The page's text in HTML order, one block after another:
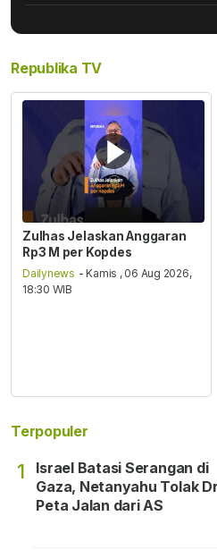
Republika TV
Zulhas Jelaskan Anggaran
Rp3 M per Kopdes
Dailynews - Kamis , 06 Aug 2026,
18:30 WIB
Terpopuler
1
Israel Batasi Serangan di
Gaza, Netanyahu Tolak
Peta Jalan dari AS